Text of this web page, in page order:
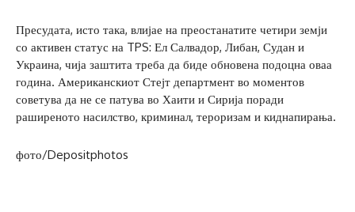
Пресудата, исто така, влијае на преостанатите четири земји
со активен статус на TPS: Ел Салвадор, Либан, Судан и
Украина, чија заштита треба да биде обновена подоцна оваа
година. Американскиот Стејт департмент во моментов
советува да не се патува во Хаити и Сирија поради
раширеното насилство, криминал, тероризам и киднапирања.
фото/Depositphotos